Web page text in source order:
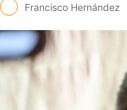
Francisco Hernández